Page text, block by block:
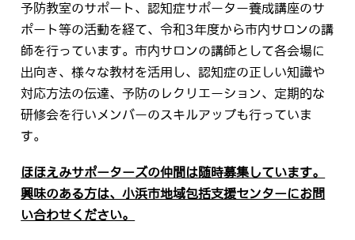
予防教室のサポート、認知症サポーター養成講座のサ
ポート等の活動を経て、令和3年度から市内サロンの講
師を行っています。市内サロンの講師として各会場に
出向き、様々な教材を活用し、認知症の正しい知識や
対応方法の伝達、予防のレクリエーション、定期的な
研修会を行いメンバーのスキルアップも行っていま
す。
ほほえみサポーターズの仲間は随時募集しています。
興味のある方は、小浜市地域包括支援センターにお問
い合わせください。